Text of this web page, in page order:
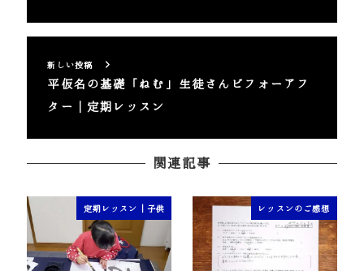
新しい投稿
平仮名の基礎「ねむ」生徒さんビフォーアフ
ター｜定期レッスン
関連記事
定期レッスン｜子供 レッスンのご感想